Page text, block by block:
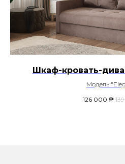
Шкаф-кровать-
Модель
126 000 ₱